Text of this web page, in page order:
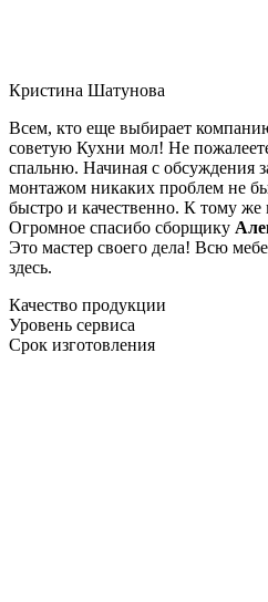
Кристина Шатунова
Всем, кто еще выбирает
советую Кухни мол! Не
спальню. Начиная с обсуждения
монтажом никаких проблем не
быстро и качественно. К тому
Огромное спасибо сборщику
Это мастер своего дела! Всю
здесь.
Качество продукции
Уровень сервиса
Срок изготовления